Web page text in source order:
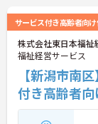
サービス付き高齢者向け
株式会社東日本福祉
福祉経営サービス
【新潟市南
付き高齢者向